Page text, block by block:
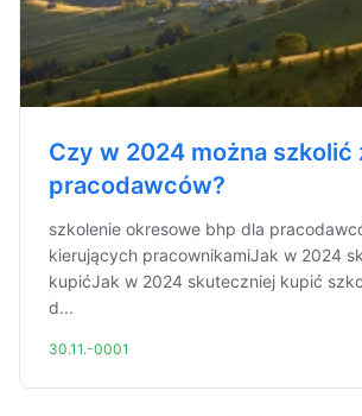
Czy w 2024 można szkolić
pracodawców?
szkolenie okresowe bhp dla
kierujących pracownikamiJak w 2024
kupićJak w 2024 skuteczniej kupić
d...
30.11.-0001